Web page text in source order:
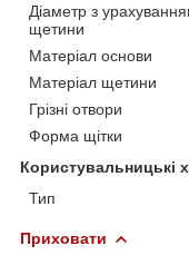
Діаметр з
щетини
Матеріал основи
Матеріал щетини
Грізні отвори
Форма щітки
Користувальницькі
Тип
Приховати